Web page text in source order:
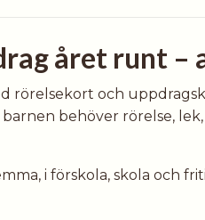
året runt –
rörelsekort och
behöver rörelse,
i förskola, skola och